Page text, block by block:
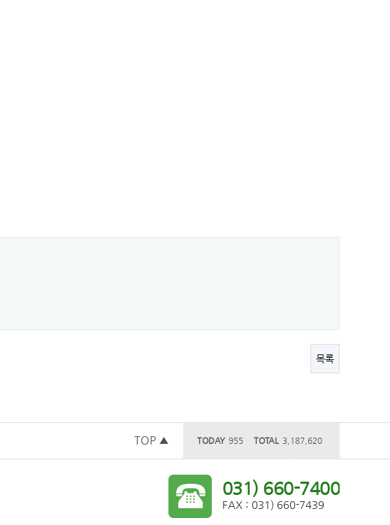
목록
TODAY 955 TOTAL 3,187,620
TOP ▲
031) 660-7400
FAX : 031) 660-7439